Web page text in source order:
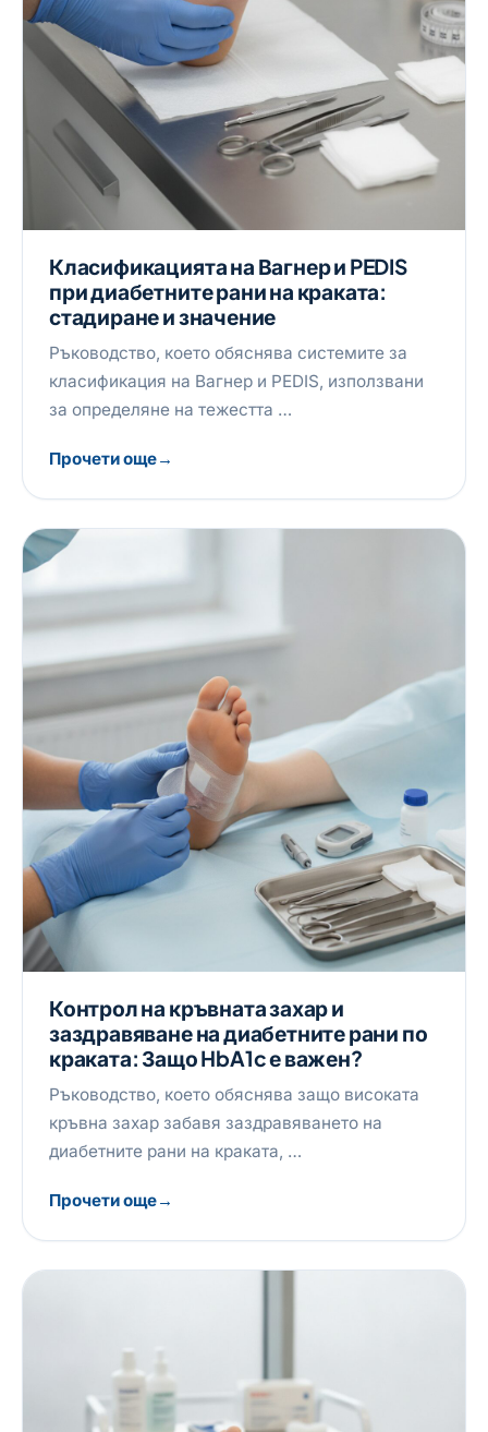
Класификацията на Вагнер и PEDIS
при диабетните рани на краката:
стадиране и значение
Ръководство, което обяснява системите за
класификация на Вагнер и PEDIS, използвани
за определяне на тежестта …
Прочети още
Контрол на кръвната захар и
заздравяване на диабетните рани по
краката: Защо HbA1c е важен?
Ръководство, което обяснява защо високата
кръвна захар забавя заздравяването на
диабетните рани на краката, …
Прочети още